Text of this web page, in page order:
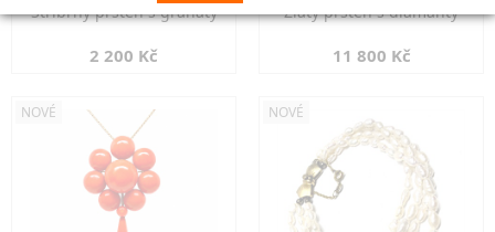
Stříbrný prsten s granáty
2 200 Kč
Zlatý prsten s diamanty
11 800 Kč
NOVÉ NOVÉ